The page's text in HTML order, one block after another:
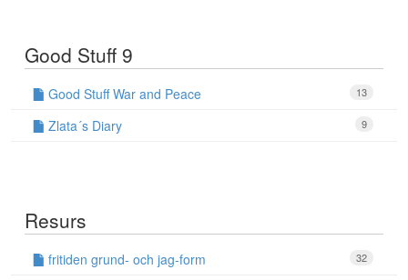
Good Stuff 9
13
Good Stuff War and Peace
9
Zlata´s Diary
Resurs
32
fritiden grund- och jag-form